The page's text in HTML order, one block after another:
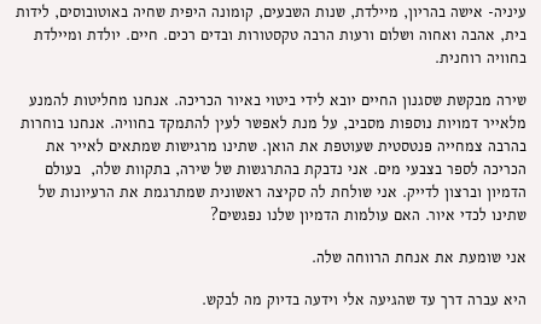
עיניה- אישה בהריון, מיילדת, שנות השבעים, קומונה היפית שחיה באוטובוסים, לידות
בית, אהבה ואחוה ושלום ורעות הרבה טקסטורות ובדים רכים. חיים. יולדת ומיילדת
בחוויה רוחנית.
שירה מבקשת שסגנון החיים יובא לידי ביטוי באיור הכריכה. אנחנו מחליטות להמנע
מלאייר דמויות נוספות מסביב, על מנת לאפשר לעין להתמקד בחוויה. אנחנו בוחרות
בהרבה צמחייה פנטסטית שעוטפת את הואן. שתינו מרגישות שמתאים לאייר את
הכריכה לספר בצבעי מים. אני נדבקת בהתרגשות של שירה, בתקוות שלה, בעולם
הדמיון וברצון לדייק. אני שולחת לה סקיצה ראשונית שמתרגמת את הרעיונות של
שתינו לכדי איור. האם עולמות הדמיון שלנו נפגשים?
אני שומעת את אנחת הרווחה שלה.
היא עברה דרך עד שהגיעה אלי וידעה בדיוק מה לבקש.